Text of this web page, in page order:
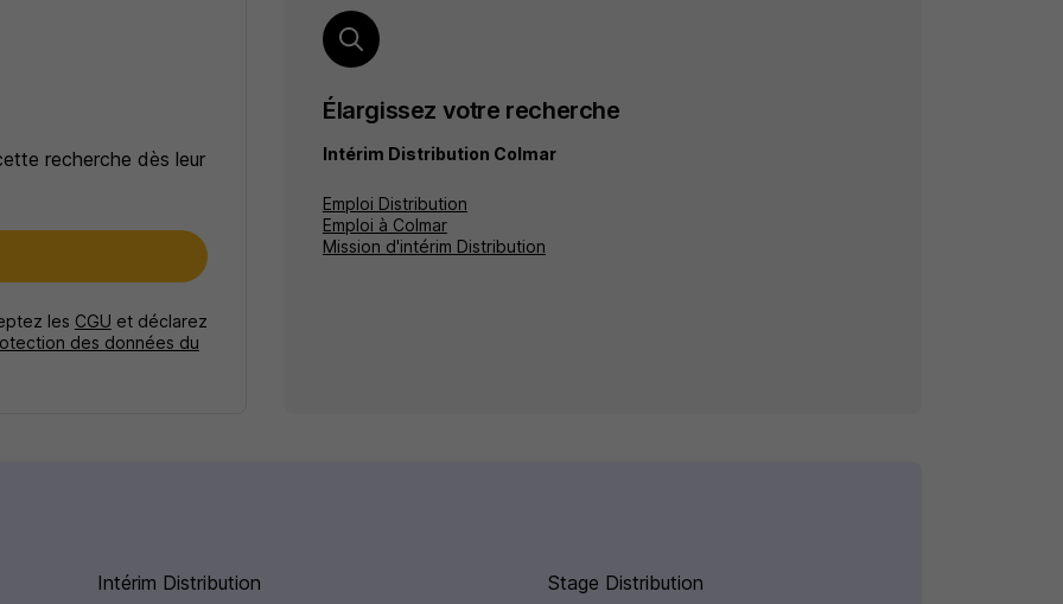
recherche dès leur
les CGU et déclarez
des données du
Élargissez votre recherche
Intérim Distribution Colmar
Emploi Distribution
Emploi à Colmar
Mission d'intérim Distribution
Intérim Distribution Stage Distribution